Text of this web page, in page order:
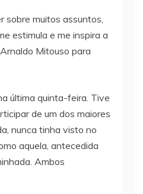
sobre muitos assuntos,
estimula e me inspira a
Mitouso para
última quinta-feira. Tive
de um dos maiores
nunca tinha visto no
aquela, antecedida
Ambos